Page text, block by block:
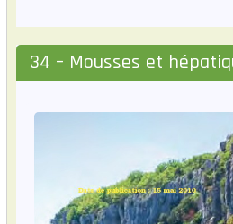
34 – Mousses et